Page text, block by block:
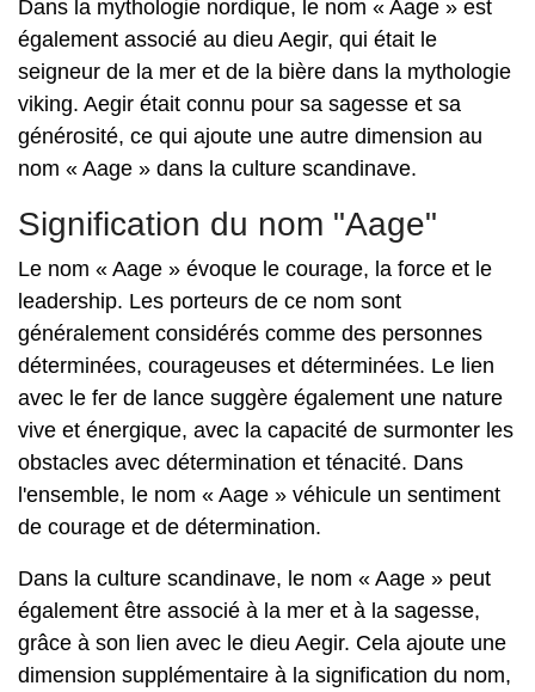
Dans la mythologie nordique, le nom « Aage » est
également associé au dieu Aegir, qui était le
seigneur de la mer et de la bière dans la mythologie
viking. Aegir était connu pour sa sagesse et sa
générosité, ce qui ajoute une autre dimension au
nom « Aage » dans la culture scandinave.
Signification du nom "Aage"
Le nom « Aage » évoque le courage, la force et le
leadership. Les porteurs de ce nom sont
généralement considérés comme des personnes
déterminées, courageuses et déterminées. Le lien
avec le fer de lance suggère également une nature
vive et énergique, avec la capacité de surmonter les
obstacles avec détermination et ténacité. Dans
l'ensemble, le nom « Aage » véhicule un sentiment
de courage et de détermination.
Dans la culture scandinave, le nom « Aage » peut
également être associé à la mer et à la sagesse,
grâce à son lien avec le dieu Aegir. Cela ajoute une
dimension supplémentaire à la signification du nom,